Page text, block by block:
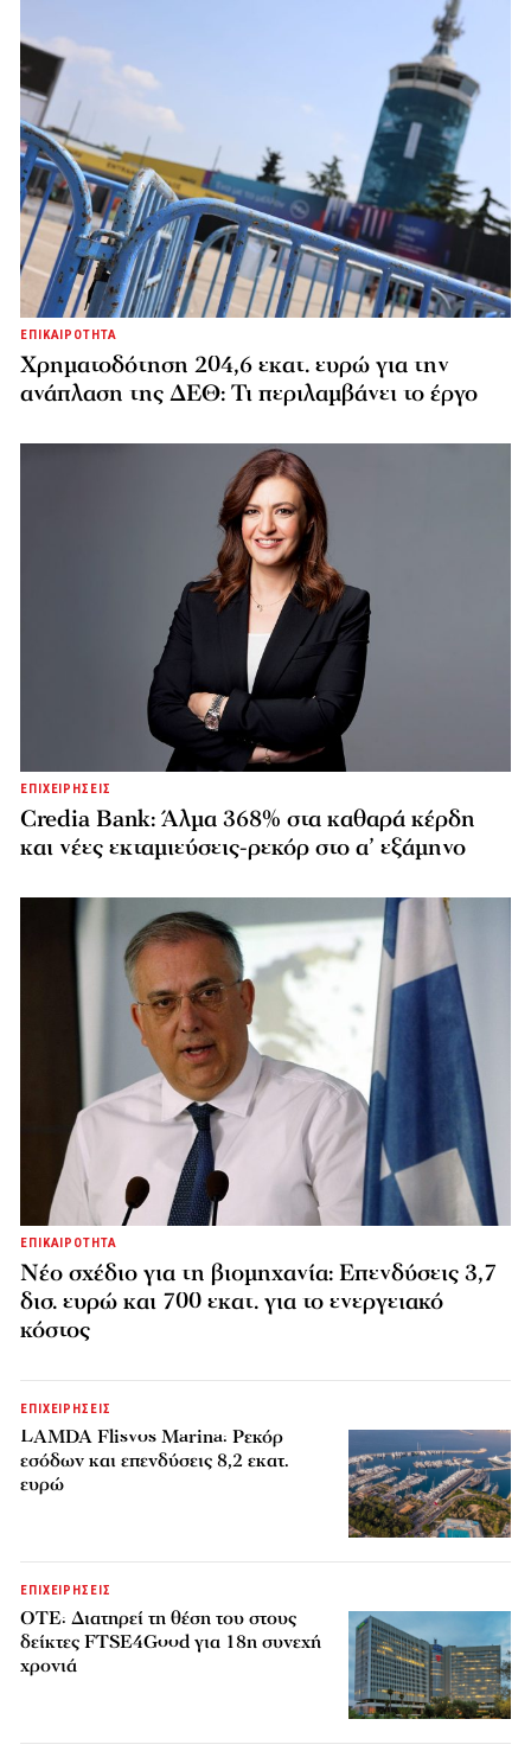
ΕΠΙΚΑΙΡΟΤΗΤΑ
Χρηματοδότηση 204,6 εκατ. ευρώ για την
ανάπλαση της ΔΕΘ: Τι περιλαμβάνει το έργο
ΕΠΙΧΕΙΡΗΣΕΙΣ
Credia Bank: Άλμα 368% στα καθαρά κέρδη
και νέες εκταμιεύσεις-ρεκόρ στο α’ εξάμηνο
ΕΠΙΚΑΙΡΟΤΗΤΑ
Νέο σχέδιο για τη βιομηχανία: Επενδύσεις 3,7
δισ. ευρώ και 700 εκατ. για το ενεργειακό
κόστος
ΕΠΙΧΕΙΡΗΣΕΙΣ
LAMDA Flisvos Marina: Ρεκόρ
εσόδων και επενδύσεις 8,2 εκατ.
ευρώ
ΕΠΙΧΕΙΡΗΣΕΙΣ
ΟΤΕ: Διατηρεί τη θέση του στους
δείκτες FTSE4Good για 18η συνεχή
χρονιά